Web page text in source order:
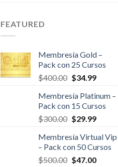
FEATURED
Membresía Gold –
Pack con 25 Cursos
$400.00 El
original
era:
$400.00.
$34.99El
actual
es:
$34.99.
Membresía Platinum –
Pack con 15 Cursos
$300.00 El
original
era:
$300.00.
$29.99El
actual
es:
$29.99.
Membresía Virtual Vip
– Pack con 50 Cursos
$500.00 El
$47.00El